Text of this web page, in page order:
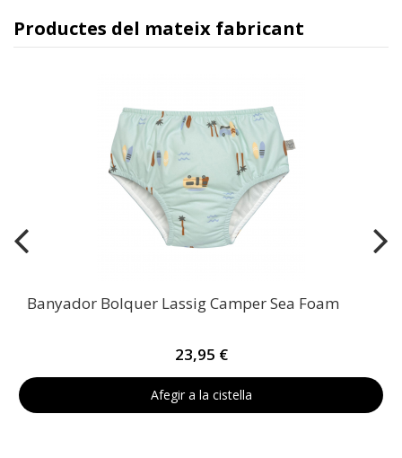
Productes del mateix fabricant
Banyador Bolquer Lassig Camper Sea Foam
23,95 €
Afegir a la cistella